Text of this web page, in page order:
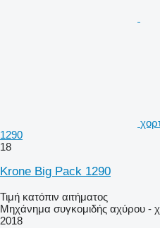
1290
18
Krone Big Pack 1290
Τιμή κατόπιν αιτήματος
Μηχάνημα συγκομιδής αχύρου -
2018